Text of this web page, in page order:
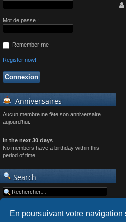
En poursuivant votre navigation
Mot de passe :
Remember me
Register now!
Anniversaires
Aucun membre ne fête son anniversaire
aujourd’hui.
In the next 30 days
No members have a birthday within this
period of time.
Search
Advanced search